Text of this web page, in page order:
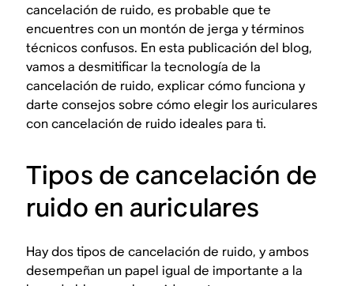
cancelación de ruido, es probable que te
encuentres con un montón de jerga y términos
técnicos confusos. En esta publicación del blog,
vamos a desmitificar la tecnología de la
cancelación de ruido, explicar cómo funciona y
darte consejos sobre cómo elegir los auriculares
con cancelación de ruido ideales para ti.
Tipos de cancelación de
ruido en auriculares
Hay dos tipos de cancelación de ruido, y ambos
desempeñan un papel igual de importante a la